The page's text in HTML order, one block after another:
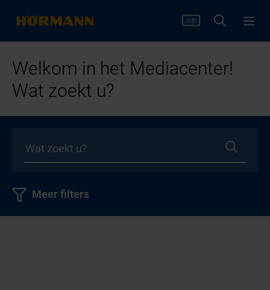
Welkom in het Mediacenter!
Wat zoekt u?
Meer filters